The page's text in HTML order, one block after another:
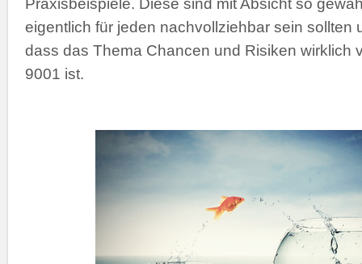
eigentlich für jeden nachvollziehbar sein sollten
dass das Thema Chancen und Risiken wirklich
9001 ist.